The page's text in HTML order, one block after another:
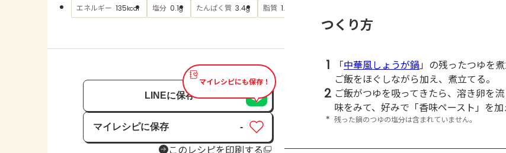
エネルギー 135kcal 塩分 0.1g たんぱく質 3.4g 脂質 1.5
マイレシピにも保存！
LINEに保存
マイレシピに保存
保存済み
-
このレシピを印刷する
つくり方
1 「中華風しょうが鍋 」の残ったつゆを
ご飯をほぐしながら加え、煮立てる。
2 ご飯がつゆを吸ってきたら、溶き卵を
味をみて、好みで「香味ペースト」を加
＊ 残った鍋のつゆの塩分は含まれていません。